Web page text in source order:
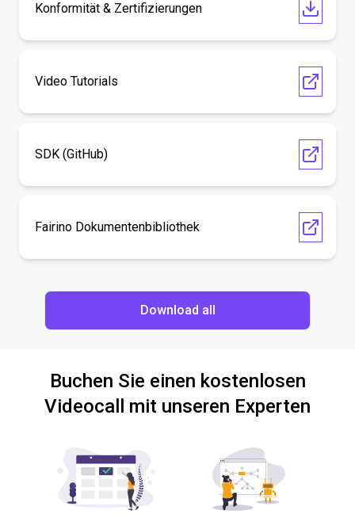
Konformität & Zertifizierungen
Video Tutorials
SDK (GitHub)
Fairino Dokumentenbibliothek
Download all
Buchen Sie einen kostenlosen
Videocall mit unseren Experten